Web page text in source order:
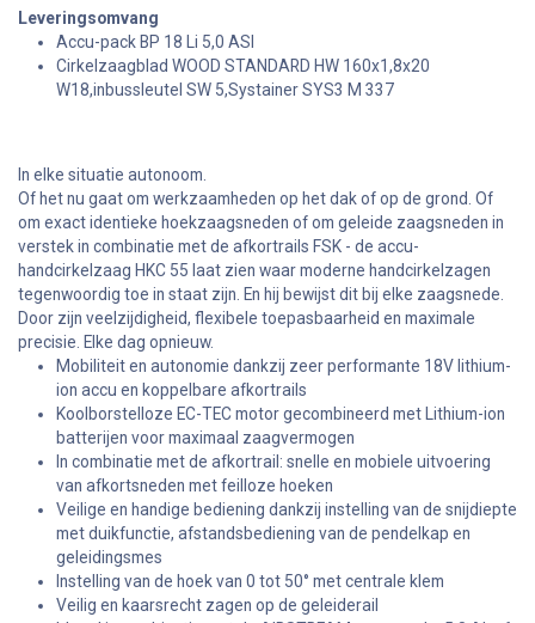
Leveringsomvang
Accu-pack BP 18 Li 5,0 ASI
Cirkelzaagblad WOOD STANDARD HW 160x1,8x20
W18,inbussleutel SW 5,Systainer SYS3 M 337
In elke situatie autonoom.
Of het nu gaat om werkzaamheden op het dak of op de grond. Of
om exact identieke hoekzaagsneden of om geleide zaagsneden in
verstek in combinatie met de afkortrails FSK - de accu-
handcirkelzaag HKC 55 laat zien waar moderne handcirkelzagen
tegenwoordig toe in staat zijn. En hij bewijst dit bij elke zaagsnede.
Door zijn veelzijdigheid, flexibele toepasbaarheid en maximale
precisie. Elke dag opnieuw.
Mobiliteit en autonomie dankzij zeer performante 18V lithium-
ion accu en koppelbare afkortrails
Koolborstelloze EC-TEC motor gecombineerd met Lithium-ion
batterijen voor maximaal zaagvermogen
In combinatie met de afkortrail: snelle en mobiele uitvoering
van afkortsneden met feilloze hoeken
Veilige en handige bediening dankzij instelling van de snijdiepte
met duikfunctie, afstandsbediening van de pendelkap en
geleidingsmes
Instelling van de hoek van 0 tot 50° met centrale klem
Veilig en kaarsrecht zagen op de geleiderail